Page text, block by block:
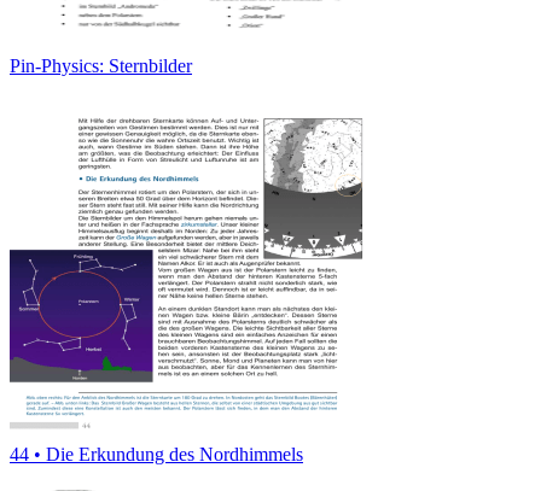
Pin-Physics: Sternbilder
44 • Die Erkundung des Nordhimmels